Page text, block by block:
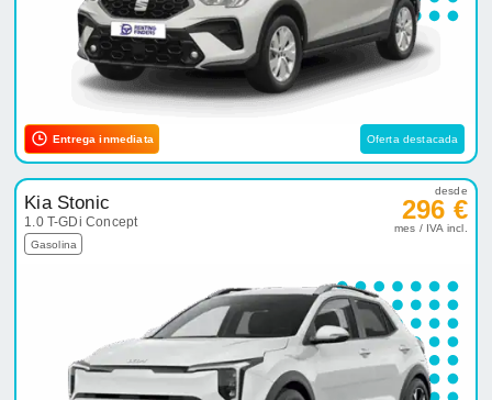
Entrega inmediata Oferta destacada
Kia Stonic
1.0 T-GDi Concept
Gasolina
desde
296 €
mes / IVA incl.